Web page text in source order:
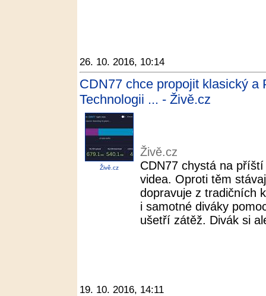
26. 10. 2016, 10:14
CDN77 chce propojit klasický a
Technologii ... - Živě.cz
Živě.cz
Živě.cz
CDN77 chystá na
videa. Oproti těm
dopravuje z tradičních
i samotné diváky
ušetří zátěž. Divák si
19. 10. 2016, 14:11